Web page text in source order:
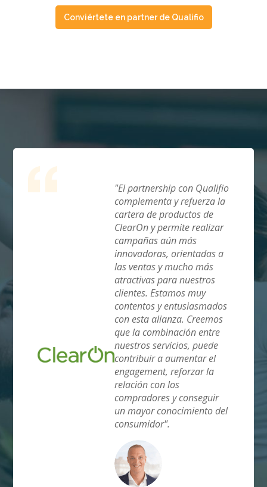
Conviértete en partner de Qualifio
"El partnership con Qualifio
complementa y refuerza la
cartera de productos de
ClearOn y permite realizar
campañas aún más
innovadoras, orientadas a
las ventas y mucho más
atractivas para nuestros
clientes. Estamos muy
contentos y entusiasmados
con esta alianza. Creemos
que la combinación entre
nuestros servicios, puede
contribuir a aumentar el
engagement, reforzar la
relación con los
compradores y conseguir
un mayor conocimiento del
consumidor".